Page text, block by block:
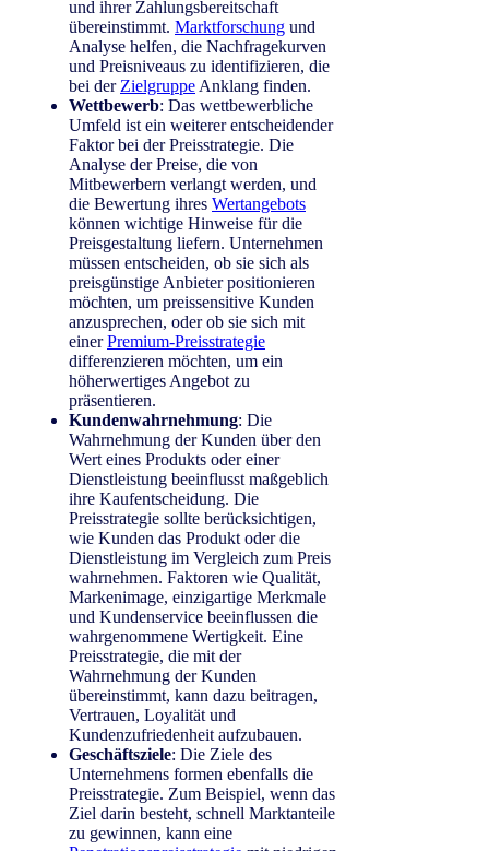
und ihrer Zahlungsbereitschaft
übereinstimmt. Marktforschung und
Analyse helfen, die Nachfragekurven
und Preisniveaus zu identifizieren, die
bei der Zielgruppe Anklang finden.
Wettbewerb: Das wettbewerbliche
Umfeld ist ein weiterer entscheidender
Faktor bei der Preisstrategie. Die
Analyse der Preise, die von
Mitbewerbern verlangt werden, und
die Bewertung ihres Wertangebots
können wichtige Hinweise für die
Preisgestaltung liefern. Unternehmen
müssen entscheiden, ob sie sich als
preisgünstige Anbieter positionieren
möchten, um preissensitive Kunden
anzusprechen, oder ob sie sich mit
einerPremium-Preisstrategie
differenzieren möchten, um ein
höherwertiges Angebot zu
präsentieren.
Kundenwahrnehmung: Die
Wahrnehmung der Kunden über den
Wert eines Produkts oder einer
Dienstleistung beeinflusst maßgeblich
ihre Kaufentscheidung. Die
Preisstrategie sollte berücksichtigen,
wie Kunden das Produkt oder die
Dienstleistung im Vergleich zum Preis
wahrnehmen. Faktoren wie Qualität,
Markenimage, einzigartige Merkmale
und Kundenservice beeinflussen die
wahrgenommene Wertigkeit. Eine
Preisstrategie, die mit der
Wahrnehmung der Kunden
übereinstimmt, kann dazu beitragen,
Vertrauen, Loyalität und
Kundenzufriedenheit aufzubauen.
Geschäftsziele: Die Ziele des
Unternehmens formen ebenfalls die
Preisstrategie. Zum Beispiel, wenn das
Ziel darin besteht, schnell Marktanteile
zu gewinnen, kann eine